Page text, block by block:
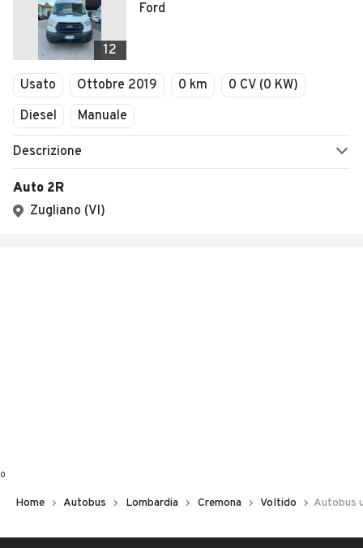
12
Ford
Usato Ottobre 2019 0 km
0 CV (0 KW)
Diesel
Manuale
Descrizione
Auto 2R
Zugliano (VI)
0
Home Autobus Lombardia Cremona Voltido Autobus